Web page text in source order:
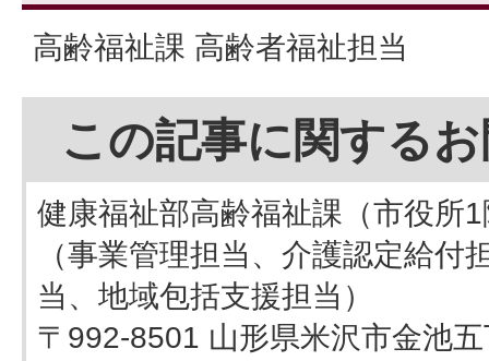
高齢福祉課 高齢者福祉担当
この記事に関する
健康福祉部高齢福祉課（市役所
（事業管理担当、介護認定給付
当、地域包括支援担当）
〒992-8501 山形県米沢市金池